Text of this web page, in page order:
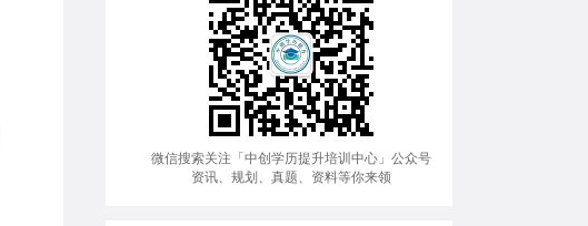
微信搜索关注「中创学历提升培训中心」公众号
资讯、规划、真题、资料等你来领